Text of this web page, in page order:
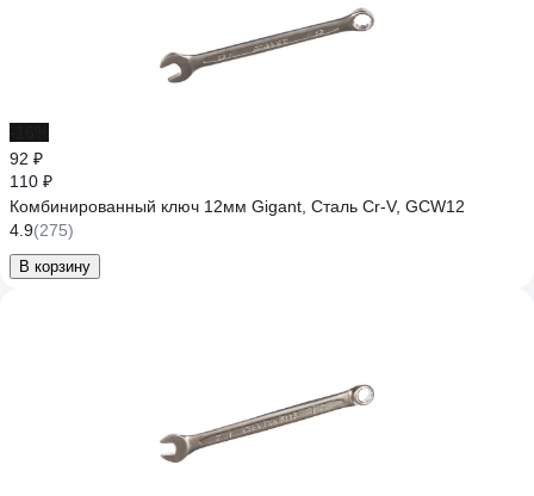
92 ₽
110 ₽
Комбинированный ключ 12мм Gigant, Сталь Cr-V, GCW12
4.9(275)
В корзину